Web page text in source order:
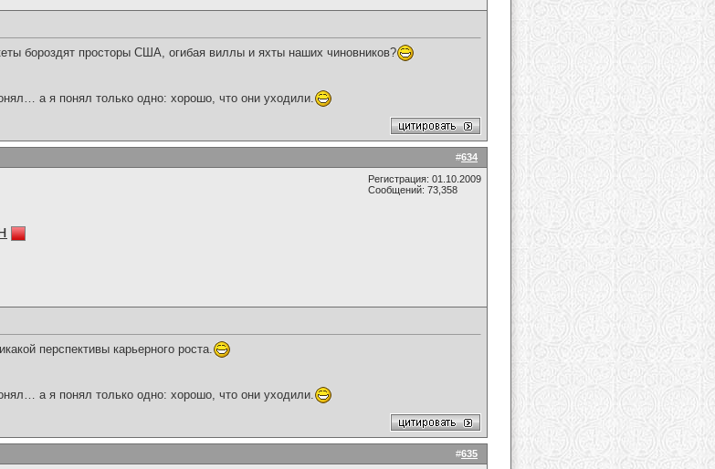
бороздят просторы США, огибая виллы и яхты наших чиновников?
а я понял только одно: хорошо, что они уходили.
#634
Регистрация: 01.10.2009
Сообщений: 73,358
перспективы карьерного роста.
а я понял только одно: хорошо, что они уходили.
#635